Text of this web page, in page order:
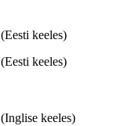
keeles)
keeles)
keeles)